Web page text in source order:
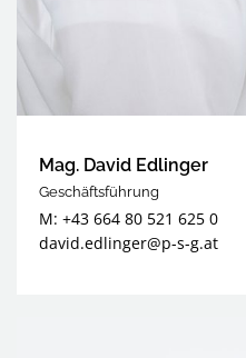
Mag. David Edlinger
Geschäftsführung
M: +43 664 80 521 625 0
david.edlinger@p-s-g.at